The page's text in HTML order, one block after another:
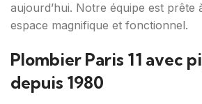
aujourd’hui. Notre équipe est prête
espace magnifique et fonctionnel.
Plombier Paris 11 avec
depuis 1980